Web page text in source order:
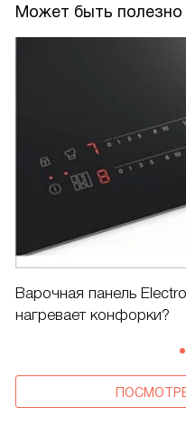
Может быть полезно
Варочная панель
нагревает конфорки?